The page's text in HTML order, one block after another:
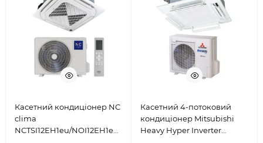
Касетний кондиціонер NC
clima
NCTSI12EH1eu/NOI12EH1eu/NCP-
Касетний 4-потоковий
кондиціонер Mitsubishi
Heavy Hyper Inverter